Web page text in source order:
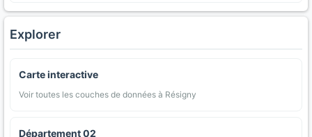
Explorer
Carte interactive
Voir toutes les couches de données à Résigny
Département 02